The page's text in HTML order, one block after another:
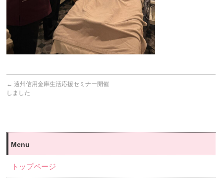
← 遠州信用金庫生活応援セミナー開催
しました
Menu
トップページ